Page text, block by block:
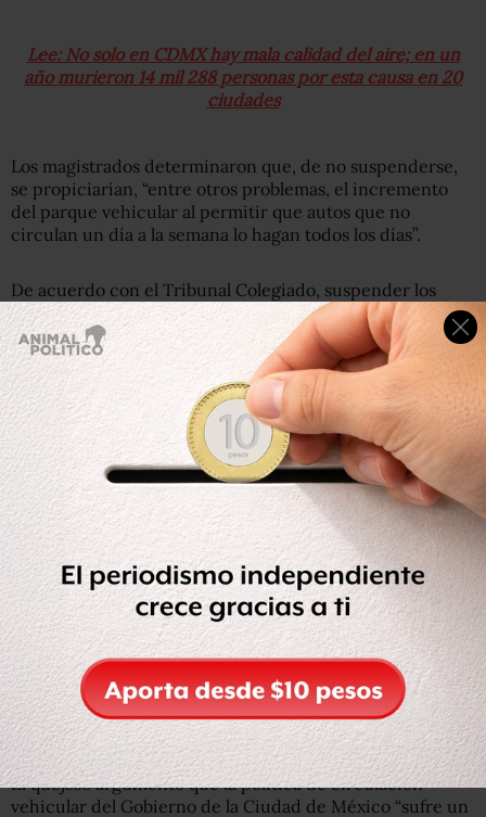
Lee: No solo en CDMX hay mala calidad del aire; en un
año murieron 14 mil 288 personas por esta causa en 20
ciudades
Los magistrados determinaron que, de no suspenderse,
se propiciarían, “entre otros problemas, el incremento
del parque vehicular al permitir que autos que no
circulan un día a la semana lo hagan todos los días”.
De acuerdo con el Tribunal Colegiado, suspender los
beneficios de aviso no afecta el interés social ni
contraviene disposiciones de orden público, “por el
contrario, se apega al principio de apariencia de buen
derecho, al evitar la aplicación de medidas ambientales
regresivas”.
El quejoso argumentó que la política de circulación
vehicular del Gobierno de la Ciudad de México “sufre un